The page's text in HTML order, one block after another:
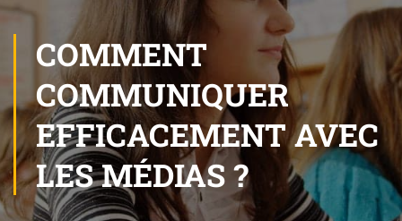
COMMENT
COMMUNIQUER
EFFICACEMENT AVEC
LES MÉDIAS ?